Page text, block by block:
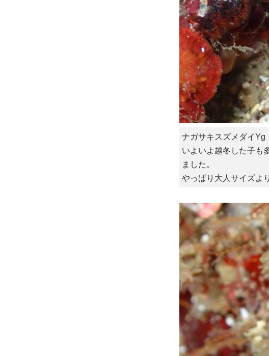
ナガサキスズメダイYg
いよいよ越冬した子も
ました。
やっぱり大人サイズよ